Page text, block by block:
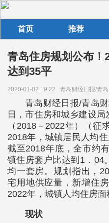
首页 推荐
青岛住房规划公布！
达到35平
2020-01-02 19:22 青岛财经日报/青
青岛财经日报/青岛
日，市住房和城乡建设
（2018－2022年）（征
2018年，城镇居民人均
截至2018年底，全市约
镇住房套户比达到1．04
均一套房。规划指出，
宅用地供应量，新增住
2022年，城镇人均住房面
现状